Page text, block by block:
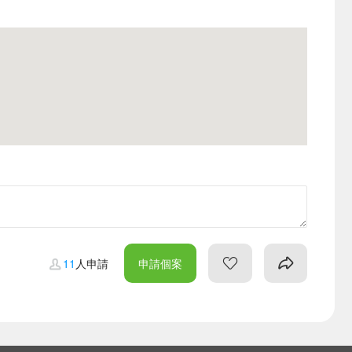
11 人申請 申請個案